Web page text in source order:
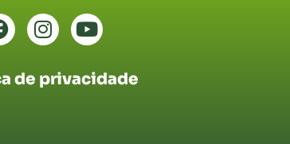
de privacidade